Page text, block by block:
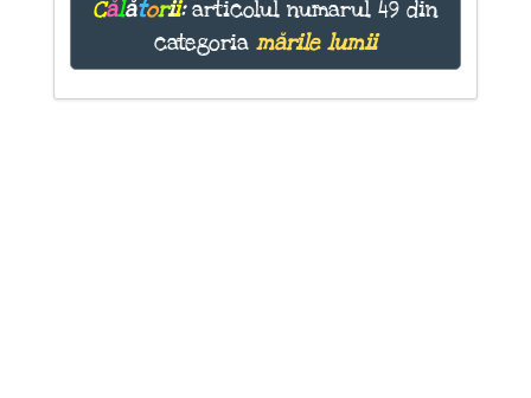
Călătorii:articolul numarul 49 din
categoria mările lumii